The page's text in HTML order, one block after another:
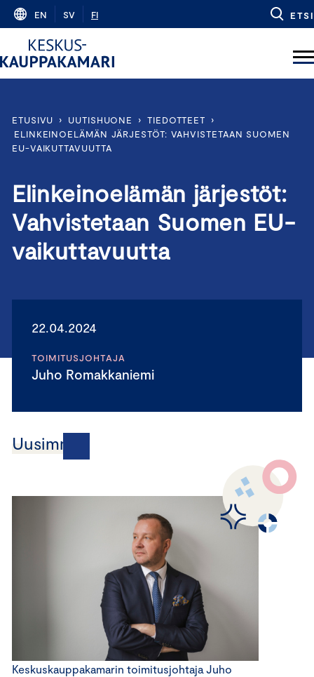
Skip
content
EN SV FI ETSI
ETUSIVU › UUTISHUONE › TIEDOTTEET
›
ELINKEINOELÄMÄN JÄRJESTÖT: VAHVISTETAAN SUOMEN
EU-VAIKUTTAVUUTTA
Elinkeinoelämän järjestöt:
Vahvistetaan Suomen EU-
vaikuttavuutta
22.04.2024
TOIMITUSJOHTAJA
Juho Romakkaniemi
Uusimmat
Keskuskauppakamarin toimitusjohtaja Juho